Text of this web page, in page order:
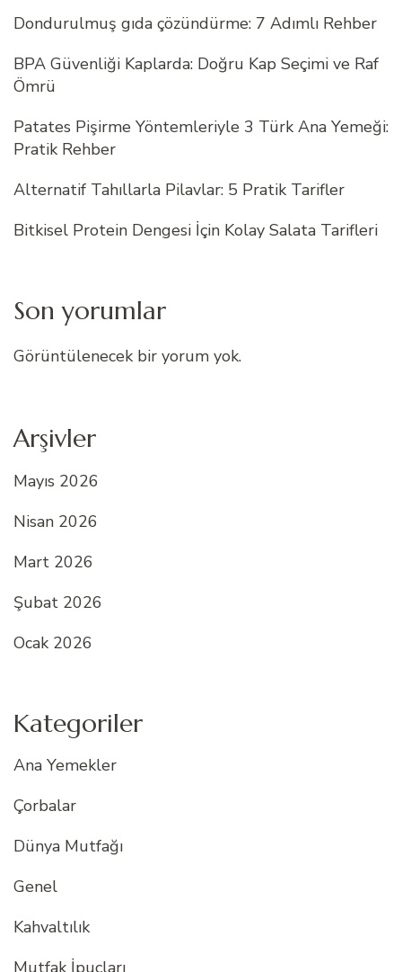
Dondurulmuş gıda çözündürme: 7 Adımlı Rehber
BPA Güvenliği Kaplarda: Doğru Kap Seçimi ve Raf
Ömrü
Patates Pişirme Yöntemleriyle 3 Türk Ana Yemeği:
Pratik Rehber
Alternatif Tahıllarla Pilavlar: 5 Pratik Tarifler
Bitkisel Protein Dengesi İçin Kolay Salata Tarifleri
Son yorumlar
Görüntülenecek bir yorum yok.
Arşivler
Mayıs 2026
Nisan 2026
Mart 2026
Şubat 2026
Ocak 2026
Kategoriler
Ana Yemekler
Çorbalar
Dünya Mutfağı
Genel
Kahvaltılık